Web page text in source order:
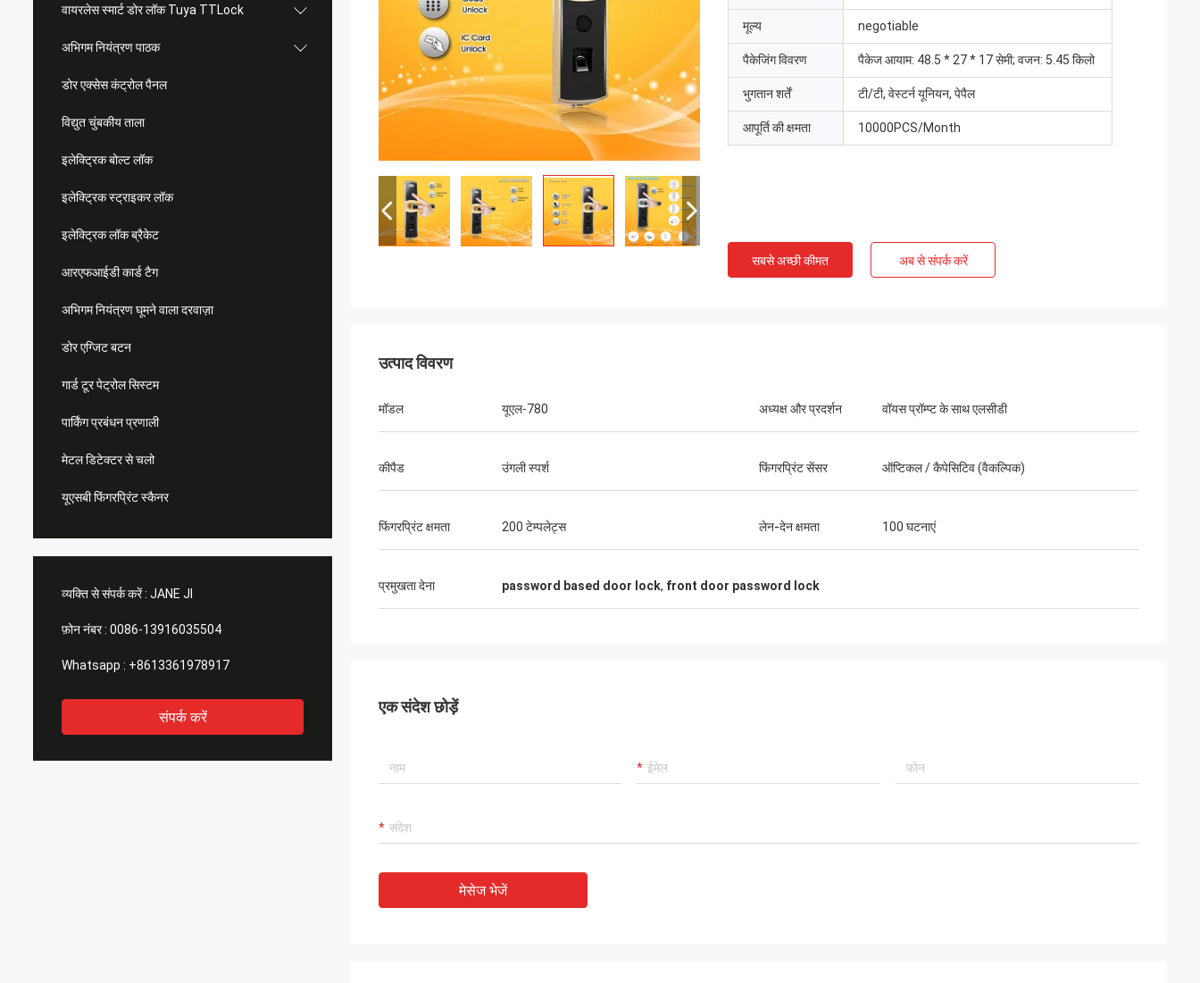
वायरलेस स्मार्ट डोर लॉक Tuya TTLock
अभिगम नियंत्रण पाठक
डोर एक्सेस कंट्रोल पैनल
विद्युत चुंबकीय ताला
इलेक्ट्रिक बोल्ट लॉक
इलेक्ट्रिक स्ट्राइकर लॉक
इलेक्ट्रिक लॉक ब्रैकेट
आरएफआईडी कार्ड टैग
अभिगम नियंत्रण घूमने वाला दरवाज़ा
डोर एग्जिट बटन
गार्ड टूर पेट्रोल सिस्टम
पार्किंग प्रबंधन प्रणाली
मेटल डिटेक्टर से चलो
यूएसबी फिंगरप्रिंट स्कैनर
व्यक्ति से संपर्क करें : JANE JI
फ़ोन नंबर : 0086-13916035504
Whatsapp : +8613361978917
संपर्क करें
मूल्य negotiable
पैकेजिंग विवरण पैकेज आयाम: 48.5 * 27 * 17 सेमी; वजन: 5.45 किलो
भुगतान शर्तें टी/टी, वेस्टर्न यूनियन, पेपैल
आपूर्ति की क्षमता 10000PCS/Month
सबसे अच्छी कीमत अब से संपर्क करें
उत्पाद विवरण
मॉडल यूएल-780 अध्यक्ष और प्रदर्शन वॉयस प्रॉम्प्ट के साथ एलसीडी
कीपैड उंगली स्पर्श फिंगरप्रिंट सेंसर ऑप्टिकल / कैपेसिटिव (वैकल्पिक)
फिंगरप्रिंट क्षमता 200 टेम्पलेट्स लेन-देन क्षमता 100 घटनाएं
प्रमुखता देना password based door lock, front door password lock
एक संदेश छोड़ें
मेसेज भेजें